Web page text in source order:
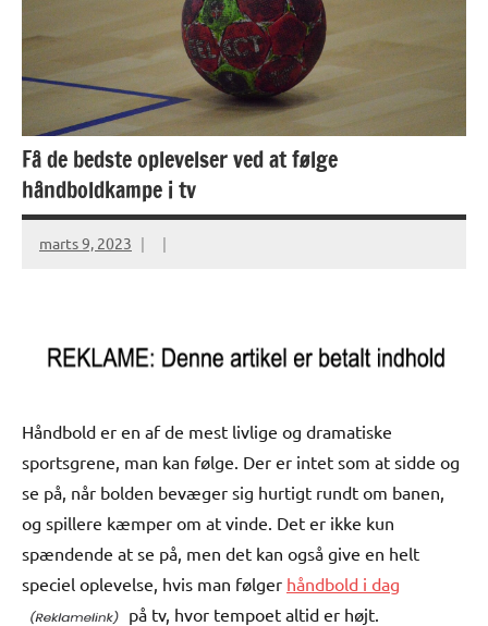
Få de bedste oplevelser ved at følge
håndboldkampe i tv
marts 9, 2023
Håndbold er en af de mest livlige og dramatiske
sportsgrene, man kan følge. Der er intet som at sidde og
se på, når bolden bevæger sig hurtigt rundt om banen,
og spillere kæmper om at vinde. Det er ikke kun
spændende at se på, men det kan også give en helt
speciel oplevelse, hvis man følger håndbold i dag
på tv, hvor tempoet altid er højt.